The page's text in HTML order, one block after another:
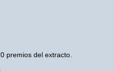
premios del extracto.